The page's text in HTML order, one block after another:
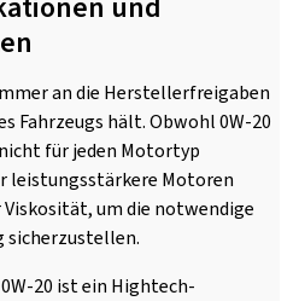
an die Herstellerfreigaben
Fahrzeugs hält. Obwohl 0W-20
für jeden Motortyp
leistungsstärkere Motoren
um die notwendige
sicherzustellen.
20 ist ein Hightech-